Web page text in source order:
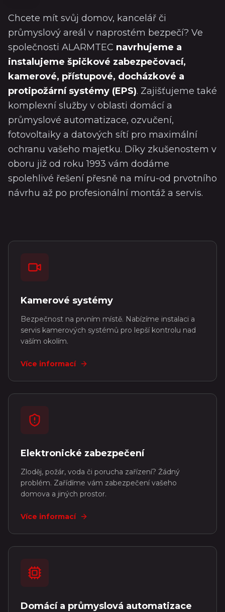
Chcete mít svůj domov, kancelář či
průmyslový areál v naprostém bezpečí? Ve
společnosti ALARMTEC navrhujeme a
instalujeme špičkové zabezpečovací,
kamerové, přístupové, docházkové a
protipožární systémy (EPS). Zajišťujeme také
komplexní služby v oblasti domácí a
průmyslové automatizace, ozvučení,
fotovoltaiky a datových sítí pro maximální
ochranu vašeho majetku. Díky zkušenostem v
oboru již od roku 1993 vám dodáme
spolehlivé řešení přesně na míru-od prvotního
návrhu až po profesionální montáž a servis.
Kamerové systémy
Bezpečnost na prvním místě. Nabízíme instalaci a
servis kamerových systémů pro lepší kontrolu nad
vaším okolím.
Více informací
Elektronické zabezpečení
Zloděj, požár, voda či porucha zařízení? Žádný
problém. Zařídíme vám zabezpečení vašeho
domova a jiných prostor.
Více informací
Domácí a průmyslová automatizace